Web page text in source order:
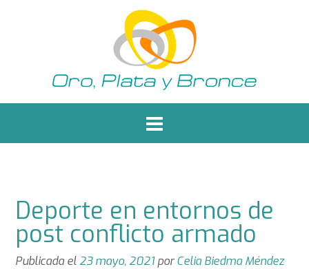
Deporte en entornos de
post conflicto armado
Publicada el 23 mayo, 2021porCelia Biedma Méndez